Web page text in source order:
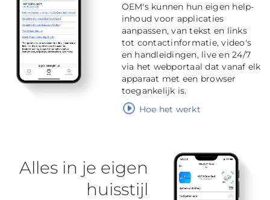
OEM's kunnen hun eigen help-
inhoud voor applicaties
aanpassen, van tekst en links
tot contactinformatie, video's
en handleidingen, live en 24/7
via het webportaal dat vanaf elk
apparaat met een browser
toegankelijk is.
Hoe het werkt
Alles in je eigen
huisstijl